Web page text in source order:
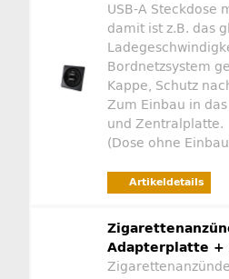
USB-A Steckdose
damit ist z.B. das
Bordnetzsystem
Kappe, Schutz
Zum Einbau in
und Zentralplatte.
(Dose ohne
Artikeldetails
Adapterplatte +